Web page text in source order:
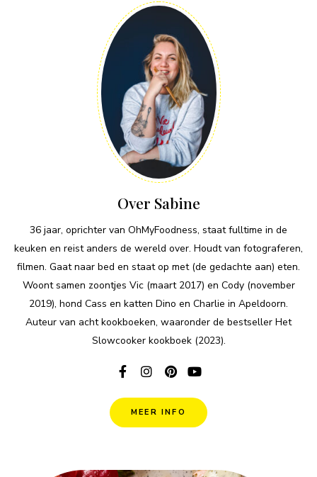
Over Sabine
36 jaar, oprichter van OhMyFoodness, staat fulltime in de
keuken en reist anders de wereld over. Houdt van fotograferen,
filmen. Gaat naar bed en staat op met (de gedachte aan) eten.
Woont samen zoontjes Vic (maart 2017) en Cody (november
2019), hond Cass en katten Dino en Charlie in Apeldoorn.
Auteur van acht kookboeken, waaronder de bestseller Het
Slowcooker kookboek (2023).
MEER INFO